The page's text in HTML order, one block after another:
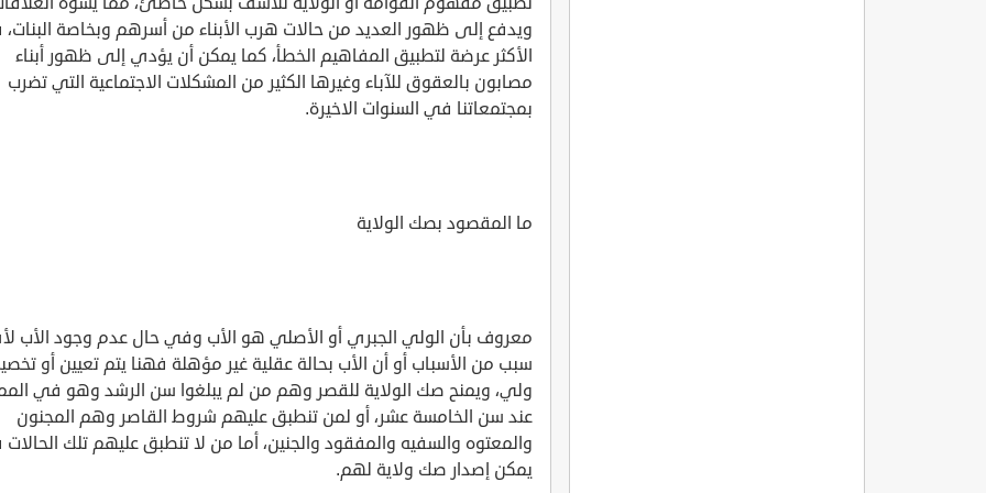
ويدفع إلى ظهور العديد من حالات هرب الأبناء من أسرهم وبخاصة
الأكثر عرضة لتطبيق المفاهيم الخطأ، كما يمكن أن يؤدي إلى ظهور أبناء
مصابون بالعقوق للآباء وغيرها الكثير من المشكلات الاجتماعية التي تضرب
بمجتمعاتنا في السنوات الاخيرة.
ما المقصود بصك الولاية
معروف بأن الولي الجبري أو الأصلي هو الأب وفي حال عدم وجود الأب
سبب من الأسباب أو أن الأب بحالة عقلية غير مؤهلة فهنا يتم تعيين أو
ولي، ويمنح صك الولاية للقصر وهم من لم يبلغوا سن الرشد وهو في
عند سن الخامسة عشر، أو لمن تنطبق عليهم شروط القاصر وهم المجنون
والمعتوه والسفيه والمفقود والجنين، أما من لا تنطبق عليهم تلك الحالات
يمكن إصدار صك ولاية لهم.